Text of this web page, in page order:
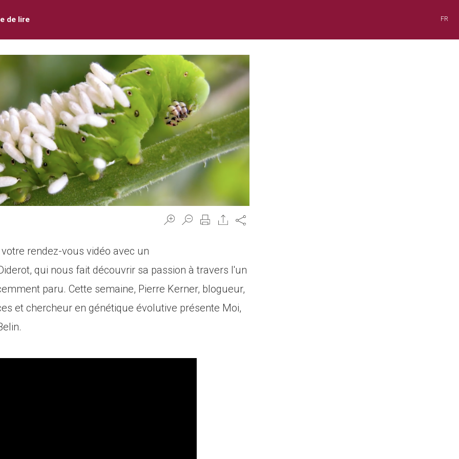
de lire FR
rendez-vous vidéo avec un
qui nous fait découvrir sa passion à travers l'un
paru. Cette semaine, Pierre Kerner, blogueur,
et chercheur en génétique évolutive présente Moi,